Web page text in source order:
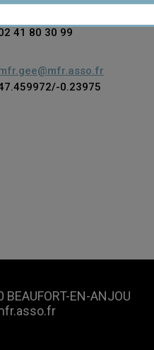
41 80 30 99
0.23975
EN-ANJOU